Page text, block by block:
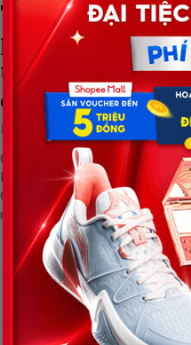
Tôi chấp nhận kết
phụ nữ lớn hơn
tuổi chỉ vì muốn
cảnh túng quẫn
Posted on 05/08/2026 byBTV
CÂU CHUYỆN HƯ CÂU DO TRÍ
KHÔNG PHẢI CHUYỆN
CHẤT GIẢI TRÍ, CHIÊM
một…
361 Next